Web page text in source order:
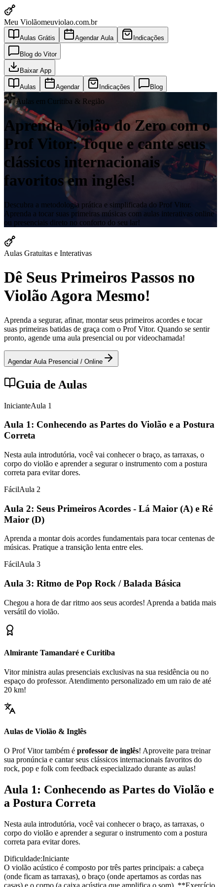
Meu Violãomeuviolao.com.br
Aulas Grátis Agendar Aula Indicações
Blog do Vitor
Baixar App
Aulas Agendar Indicações Blog
Aulas em Curitiba & Região
Aprenda Violão do Zero com o
Prof Vitor: Toque e cante seus
clássicos internacionais
favoritos em inglês!
Descubra a metodologia prática e simplificada do Prof Vitor.
Aprenda a tocar suas primeiras músicas com aulas interativas online
ou presenciais direto no conforto do seu lar!
Aulas Gratuitas e Interativas
Dê Seus Primeiros Passos no
Violão Agora Mesmo!
Aprenda a segurar, afinar, montar seus primeiros acordes e tocar
suas primeiras batidas de graça com o Prof Vitor. Quando se sentir
pronto, agende uma aula presencial ou por videochamada!
Agendar Aula Presencial / Online
Guia de Aulas
InicianteAula 1
Aula 1: Conhecendo as Partes do Violão e a Postura
Correta
Nesta aula introdutória, você vai conhecer o braço, as tarraxas, o
corpo do violão e aprender a segurar o instrumento com a postura
correta para evitar dores.
FácilAula 2
Aula 2: Seus Primeiros Acordes - Lá Maior (A) e Ré
Maior (D)
Aprenda a montar dois acordes fundamentais para tocar centenas de
músicas. Pratique a transição lenta entre eles.
FácilAula 3
Aula 3: Ritmo de Pop Rock / Balada Básica
Chegou a hora de dar ritmo aos seus acordes! Aprenda a batida mais
versátil do violão.
Almirante Tamandaré e Curitiba
Vitor ministra aulas presenciais exclusivas na sua residência ou no
espaço do professor. Atendimento personalizado em um raio de até
20 km!
Aulas de Violão & Inglês
O Prof Vitor também é professor de inglês! Aproveite para treinar
sua pronúncia e cantar seus clássicos internacionais favoritos do
rock, pop e folk com feedback especializado durante as aulas!
Aula 1: Conhecendo as Partes do Violão e
a Postura Correta
Nesta aula introdutória, você vai conhecer o braço, as tarraxas, o
corpo do violão e aprender a segurar o instrumento com a postura
correta para evitar dores.
Dificuldade:Iniciante
O violão acústico é composto por três partes principais: a cabeça
(onde ficam as tarraxas), o braço (onde apertamos as cordas nas
casas) e o corpo (a caixa acústica que amplifica o som). **Exercício